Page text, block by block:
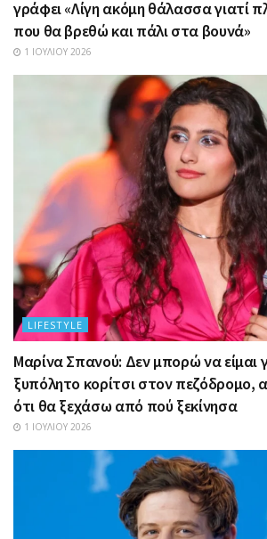
γράφει «Λίγη ακόμη θάλασσα γιατί
που θα βρεθώ και πάλι στα βουνά»
1 ΙΟΥΛΊΟΥ 2026
LIFESTYLE
Μαρίνα Σπανού: Δεν μπορώ να είμαι
ξυπόλητο κορίτσι στον πεζόδρομο,
ότι θα ξεχάσω από πού ξεκίνησα
1 ΙΟΥΛΊΟΥ 2026